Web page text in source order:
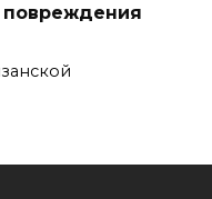
повреждения